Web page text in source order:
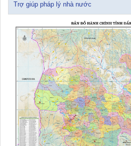
Trợ giúp pháp lý nhà nước